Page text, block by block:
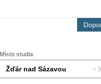
Místo studia